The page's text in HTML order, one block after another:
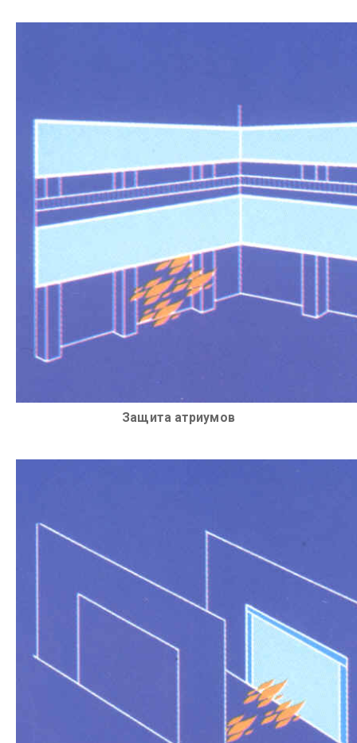
Защита атриумов